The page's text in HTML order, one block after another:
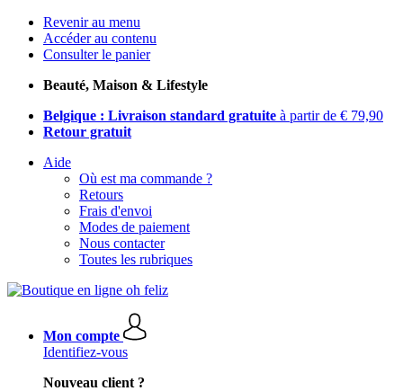
Revenir au menu
Accéder au contenu
Consulter le panier
Beauté, Maison & Lifestyle
Belgique : Livraison standard gratuite à partir de € 79,90
Retour gratuit
Aide
Où est ma commande ?
Retours
Frais d'envoi
Modes de paiement
Nous contacter
Toutes les rubriques
Mon compte
Identifiez-vous
Nouveau client ?